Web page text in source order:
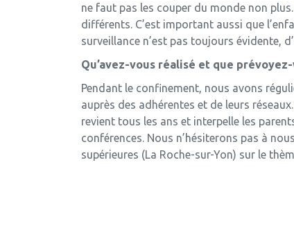
ne faut pas les couper du monde non
différents. C’est important aussi que
surveillance n’est pas toujours évidente,
Qu’avez-vous réalisé et que
Pendant le confinement, nous avons
auprès des adhérentes et de leurs
revient tous les ans et interpelle les
conférences. Nous n’hésiterons pas à
supérieures (La Roche-sur-Yon) sur le